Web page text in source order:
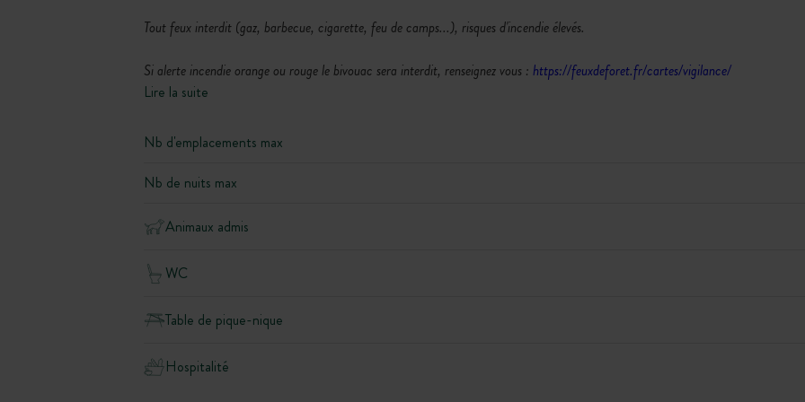
Tout feux interdit (gaz, barbecue, cigarette, feu de camps...), risques d'incendie élevés.
Si alerte incendie orange ou rouge le bivouac sera interdit, renseignez vous : https://feuxdeforet.fr/cartes/vigilance/
Lire la suite
Nb d'emplacements max
Nb de nuits max
Animaux admis
WC
Table de pique-nique
Hospitalité